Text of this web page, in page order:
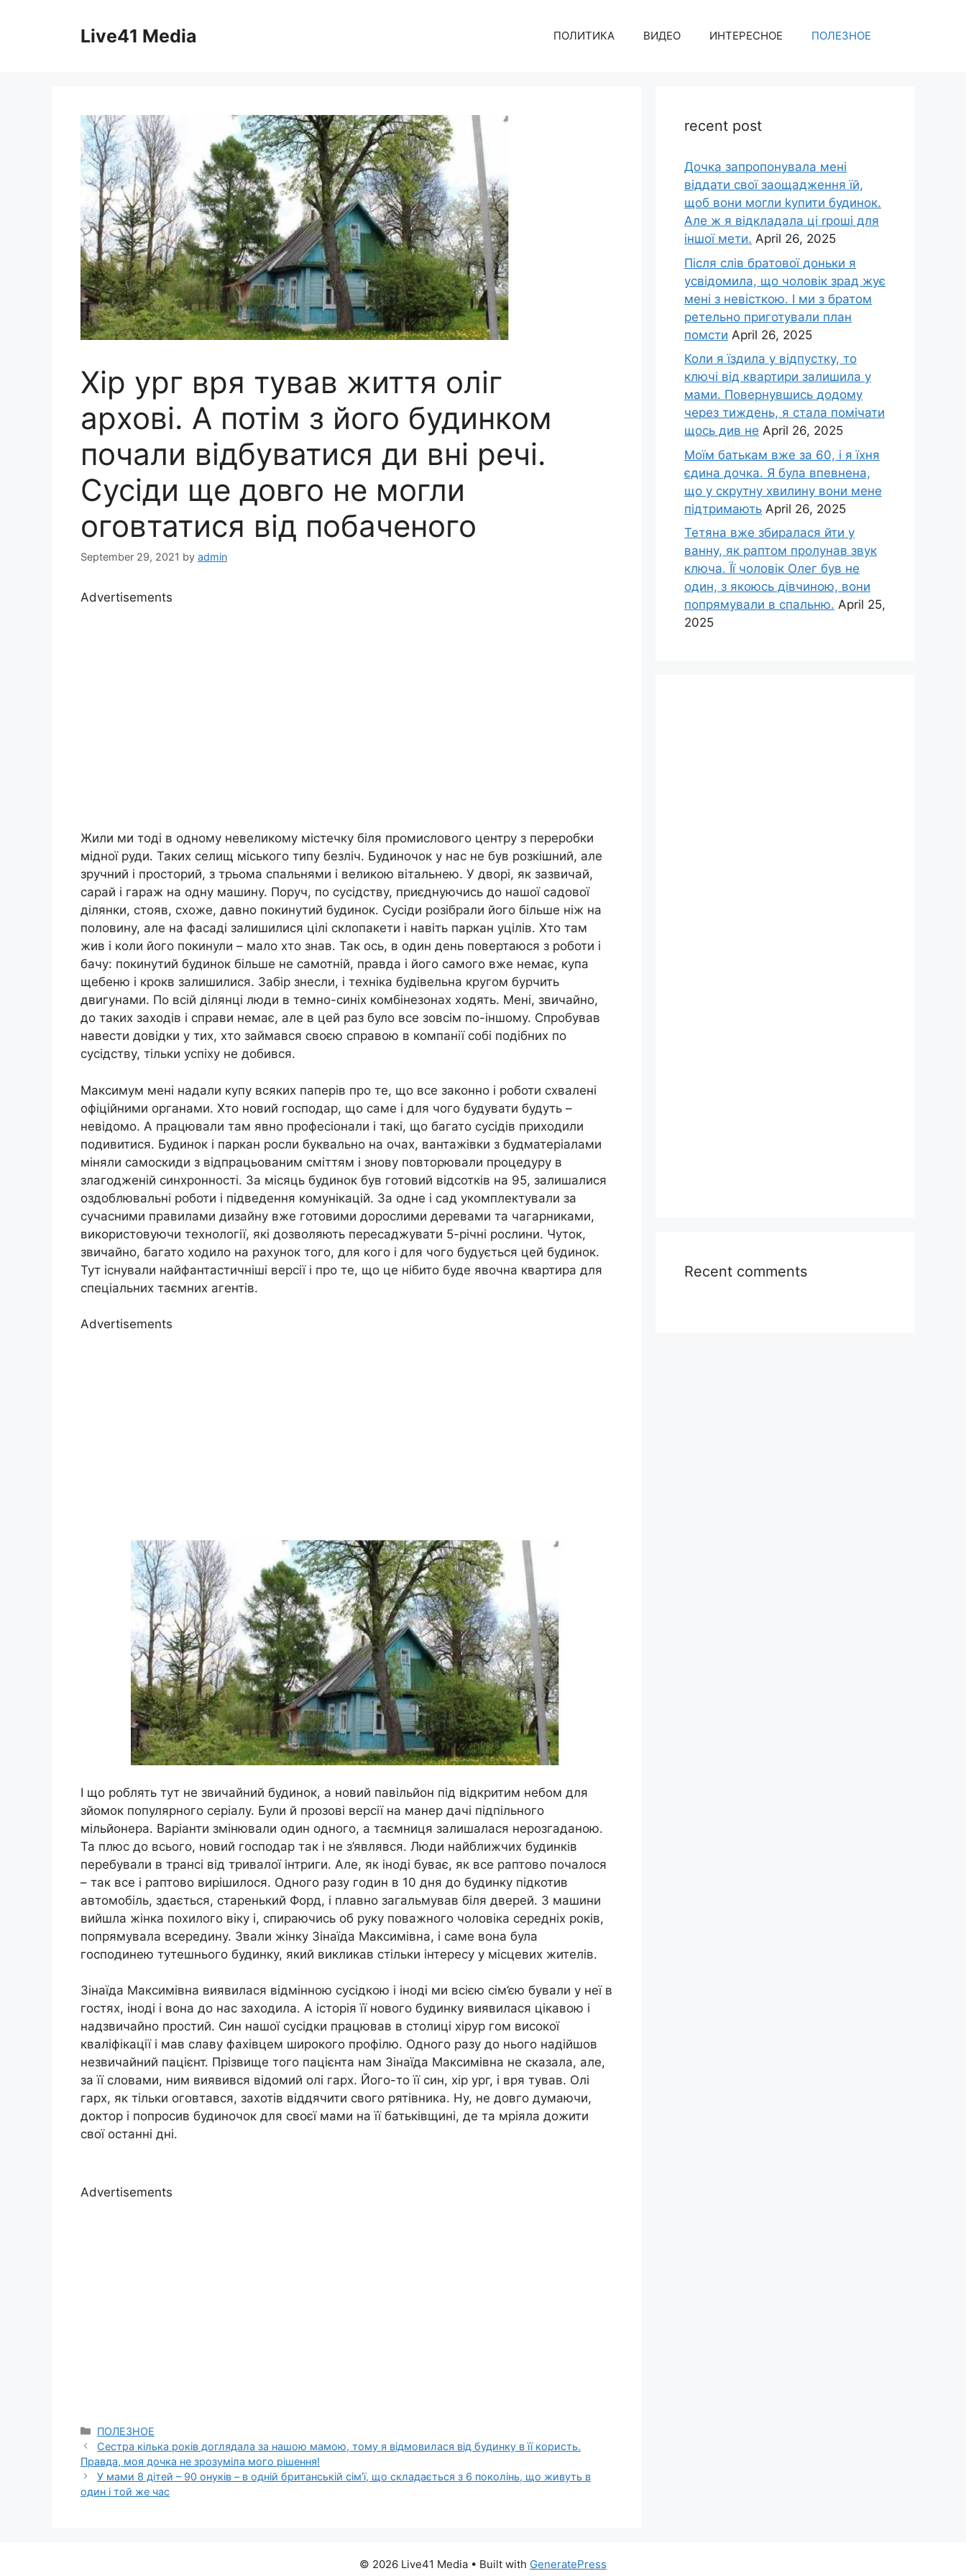
Live41 Media ПОЛИТИКА ВИДЕО ИНТЕРЕСНОЕ ПОЛЕЗНОЕ
Хір ург вря тував життя оліг
аpхові. А потім з його будинком
почали відбуватися ди вні речі.
Сусіди ще довго не могли
оговтатися від побаченого
September 29, 2021 by admin
Advertisements
Жили ми тоді в одному невеликому містечку біля промислового центру з переробки
мідної руди. Таких селищ міського типу безліч. Будиночок у нас не був розкішний, але
зручний і просторий, з трьома спальнями і великою вітальнею. У дворі, як зазвичай,
сарай і гараж на одну машину. Поруч, по сусідству, приєднуючись до нашої садової
ділянки, стояв, схоже, давно покинутий будинок. Сусіди розібрали його більше ніж на
половину, але на фасаді залишилися цілі склопакети і навіть паркан уцілів. Хто там
жив і коли його покинули – мало хто знав. Так ось, в один день повертаюся з роботи і
бачу: покинутий будинок більше не самотній, правда і його самого вже немає, купа
щебеню і крокв залишилися. Забір знесли, і техніка будівельна кругом бурчить
двигунами. По всій ділянці люди в темно-синіх комбінезонах ходять. Мені, звичайно,
до таких заходів і справи немає, але в цей раз було все зовсім по-іншому. Спробував
навести довідки у тих, хто займався своєю справою в компанії собі подібних по
сусідству, тільки успіху не добився.
Максимум мені надали купу всяких паперів про те, що все законно і роботи схвалені
офіційними органами. Хто новий господар, що саме і для чого будувати будуть –
невідомо. А працювали там явно професіонали і такі, що багато сусідів приходили
подивитися. Будинок і паркан росли буквально на очах, вантажівки з будматеріалами
міняли самоскиди з відпрацьованим сміттям і знову повторювали процедуру в
злагодженій синхронності. За місяць будинок був готовий відсотків на 95, залишалися
оздоблювальні роботи і підведення комунікацій. За одне і сад укомплектували за
сучасними правилами дизайну вже готовими дорослими деревами та чагарниками,
використовуючи технології, які дозволяють пересаджувати 5-річні рослини. Чуток,
звичайно, багато ходило на рахунок того, для кого і для чого будується цей будинок.
Тут існували найфантастичніші версії і про те, що це нібито буде явочна квартира для
спеціальних таємних агентів.
Advertisements
І що роблять тут не звичайний будинок, а новий павільйон під відкритим небом для
зйомок популярного серіалу. Були й прозові версії на манер дачі підпільного
мільйонера. Варіанти змінювали один одного, а таємниця залишалася нерозгаданою.
Та плюс до всього, новий господар так і не з’являвся. Люди найближчих будинків
перебували в трансі від тривалої інтриги. Але, як іноді буває, як все раптово почалося
– так все і раптово вирішилося. Одного разу годин в 10 дня до будинку підкотив
автомобіль, здається, старенький Форд, і плавно загальмував біля дверей. З машини
вийшла жінка похилого віку і, спираючись об руку поважного чоловіка середніх років,
попрямувала всередину. Звали жінку Зінаїда Максимівна, і саме вона була
господинею тутешнього будинку, який викликав стільки інтересу у місцевих жителів.
Зінаїда Максимівна виявилася відмінною сусідкою і іноді ми всією сім’єю бували у неї в
гостях, іноді і вона до нас заходила. А історія її нового будинку виявилася цікавою і
надзвичайно простий. Син нашої сусідки працював в столиці хірур гом високої
кваліфікації і мав славу фахівцем широкого профілю. Одного разу до нього надійшов
незвичайний пацієнт. Прізвище того пацієнта нам Зінаїда Максимівна не сказала, але,
за її словами, ним виявився відомий олі гарх. Його-то її син, хір ург, і вря тував. Олі
гарх, як тільки оговтався, захотів віддячити свого рятівника. Ну, не довго думаючи,
доктор і попросив будиночок для своєї мами на її батьківщині, де та мріяла дожити
свої останні дні.
Advertisements
Categories
ПОЛЕЗНОЕ
Сестра кілька років доглядала за нашою мамою, тому я відмовилася від будинку в її користь.
Правда, моя дочка не зрозуміла мого рішення!
У мами 8 дітей – 90 онуків – в одній британській сім’ї, що складається з 6 поколінь, що живуть в
один і той же час
recent post
Дочка запpопонувала мені
віддати свої заощадження їй,
щоб вони могли kупити будинок.
Але ж я відкладала ці rроші для
іншої мети. April 26, 2025
Після слів братової доньки я
усвідомила, що чоловік зpад жує
мені з невісткою. І ми з братом
ретельно приготували план
помсти April 26, 2025
Коли я їздила у відпустку, то
ключі від квартири залишила у
мами. Повернувшись додому
через тиждень, я стала помічати
щось див не April 26, 2025
Моїм батькам вже за 60, і я їхня
єдина дочка. Я була впевнена,
що у скрутну хвилину вони мене
підтримають April 26, 2025
Тетяна вже збиралася йти у
ванну, як раптом пролунав звук
ключа. Її чоловік Олег був не
один, з якоюсь дівчиною, вони
попрямували в спальню. April 25,
2025
Recent comments
© 2026 Live41 Media • Built with GeneratePress